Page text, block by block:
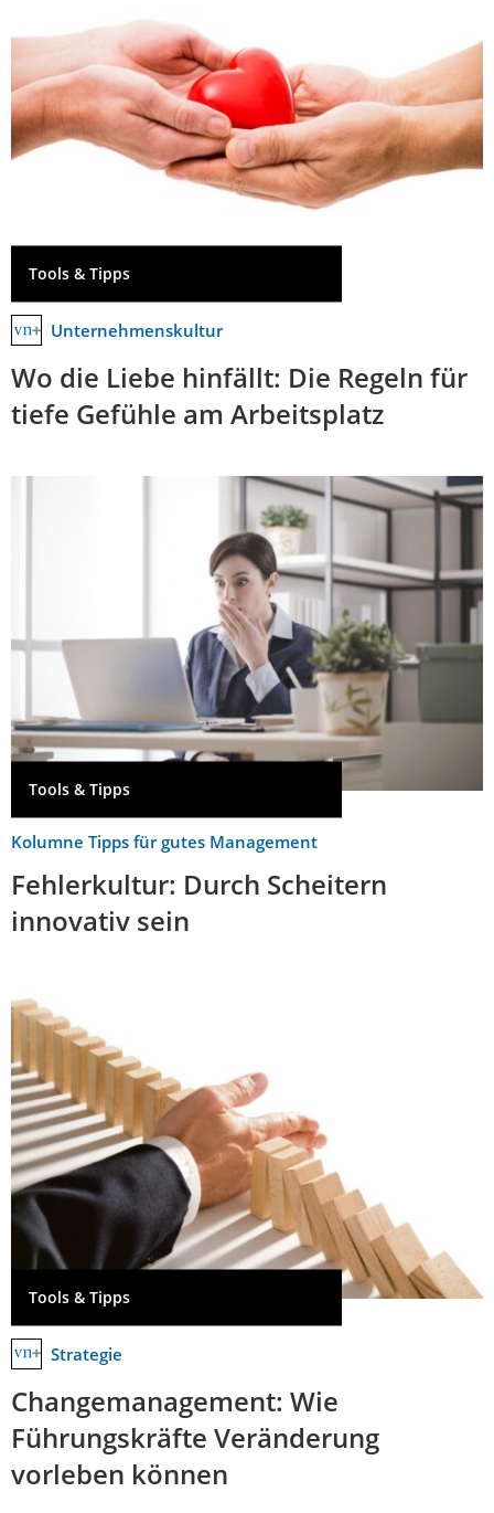
Tools & Tipps
Unternehmenskultur
Wo die Liebe hinfällt: Die Regeln für
tiefe Gefühle am Arbeitsplatz
Tools & Tipps
Kolumne Tipps für gutes Management
Fehlerkultur: Durch Scheitern
innovativ sein
Tools & Tipps
Strategie
Changemanagement: Wie
Führungskräfte Veränderung
vorleben können